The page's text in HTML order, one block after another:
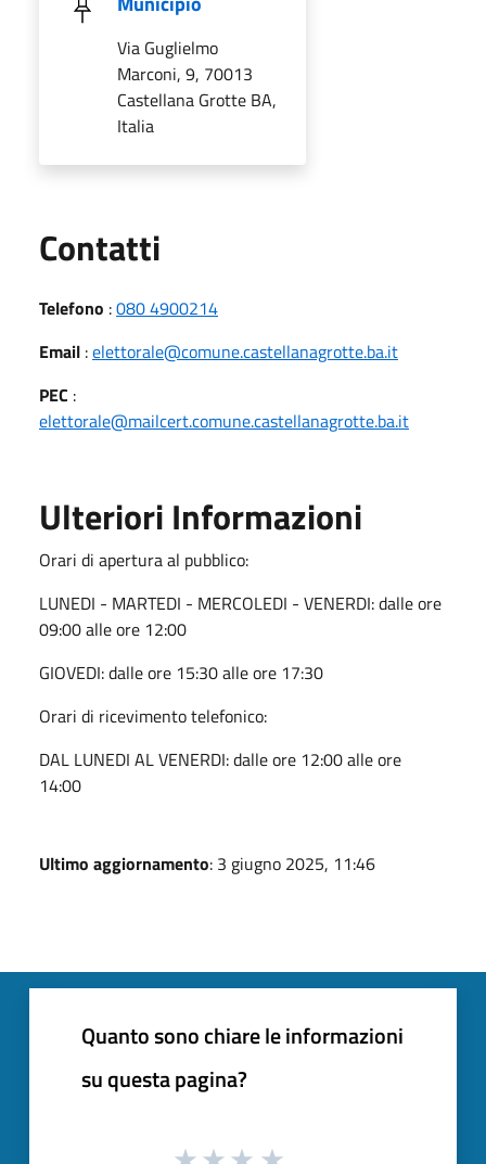
Via Guglielmo
Marconi, 9, 70013
Castellana Grotte BA,
Italia
Contatti
Telefono :080 4900214
Email :elettorale@comune.castellanagrotte.ba.it
PEC :
elettorale@mailcert.comune.castellanagrotte.ba.it
Ulteriori Informazioni
Orari di apertura al pubblico:
LUNEDI - MARTEDI - MERCOLEDI - VENERDI: dalle ore
09:00 alle ore 12:00
GIOVEDI: dalle ore 15:30 alle ore 17:30
Orari di ricevimento telefonico:
DAL LUNEDI AL VENERDI: dalle ore 12:00 alle ore
14:00
Ultimo aggiornamento: 3 giugno 2025, 11:46
Quanto sono chiare le informazioni
su questa pagina?